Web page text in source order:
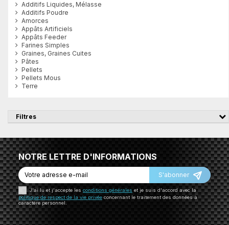
Additifs Liquides, Mélasse
Additifs Poudre
Amorces
Appâts Artificiels
Appâts Feeder
Farines Simples
Graines, Graines Cuites
Pâtes
Pellets
Pellets Mous
Terre
Filtres
NOTRE LETTRE D'INFORMATIONS
S'abonner
J'ai lu et j'accepte les conditions générales et je suis d'accord avec la
politique de respect de la vie privéeconcernant le traitement des données à
caractère personnel.